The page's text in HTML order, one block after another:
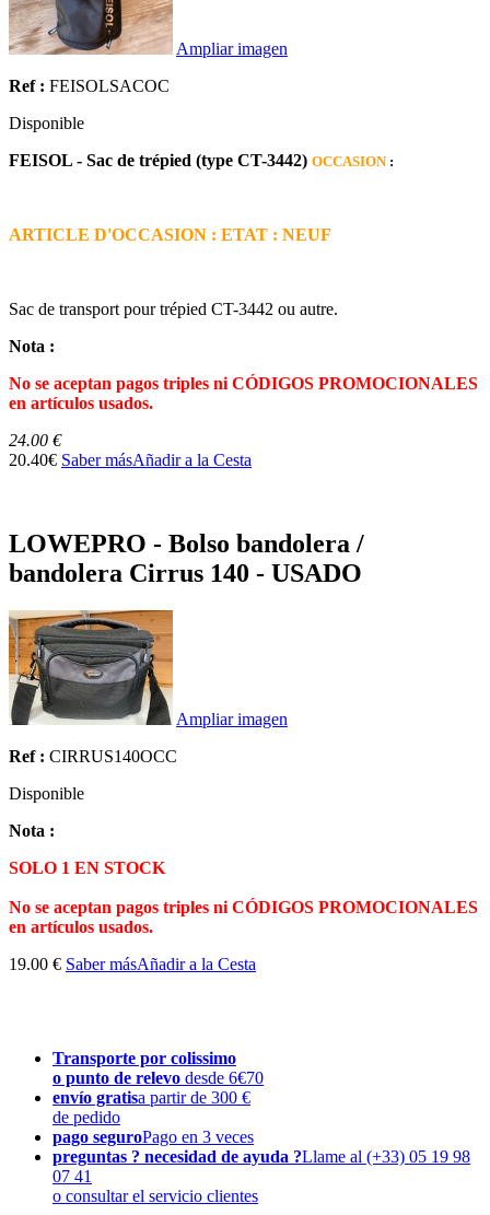
Ampliar imagen
Ref : FEISOLSACOC
Disponible
FEISOL - Sac de trépied (type CT-3442) OCCASION:
ARTICLE D'OCCASION : ETAT : NEUF
Sac de transport pour trépied CT-3442 ou autre.
Nota :
No se aceptan pagos triples ni CÓDIGOS PROMOCIONALES
en artículos usados.
24.00 €
20.40€ Saber másAñadir a la Cesta
LOWEPRO - Bolso bandolera /
bandolera Cirrus 140 - USADO
Ampliar imagen
Ref : CIRRUS140OCC
Disponible
Nota :
SOLO 1 EN STOCK
No se aceptan pagos triples ni CÓDIGOS PROMOCIONALES
en artículos usados.
19.00 € Saber másAñadir a la Cesta
Transporte por colissimo
o punto de relevo desde 6€70
envío gratisa partir de 300 €
de pedido
pago seguroPago en 3 veces
preguntas ? necesidad de ayuda ?Llame al (+33) 05 19 98
07 41
o consultar el servicio clientes